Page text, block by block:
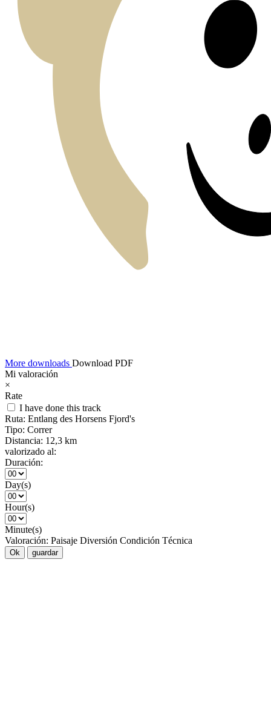
More downloads Download PDF
Mi valoración
×
Rate
I have done this track
Ruta: Entlang des Horsens Fjord's
Tipo: Correr
Distancia: 12,3 km
valorizado al:
Duración:
Day(s)
Hour(s)
Minute(s)
Valoración: Paisaje Diversión Condición Técnica
Ok guardar